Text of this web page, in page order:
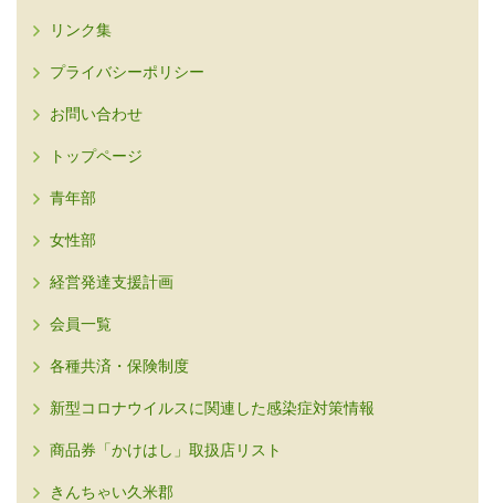
リンク集
プライバシーポリシー
お問い合わせ
トップページ
青年部
女性部
経営発達支援計画
会員一覧
各種共済・保険制度
新型コロナウイルスに関連した感染症対策情報
商品券「かけはし」取扱店リスト
きんちゃい久米郡